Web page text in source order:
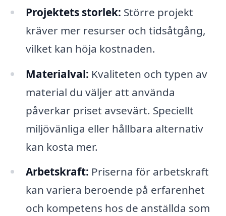
Projektets storlek: Större projekt
kräver mer resurser och tidsåtgång,
vilket kan höja kostnaden.
Materialval: Kvaliteten och typen av
material du väljer att använda
påverkar priset avsevärt. Speciellt
miljövänliga eller hållbara alternativ
kan kosta mer.
Arbetskraft: Priserna för arbetskraft
kan variera beroende på erfarenhet
och kompetens hos de anställda som